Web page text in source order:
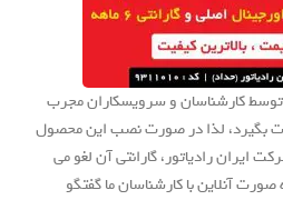
توسط کارشناسان و سرویسکاران مجرب
بگیرد، لذا در صورت نصب این محصول
رادیاتور، گارانتی آن لغو می
آنلاین با کارشناسان ما گفتگو